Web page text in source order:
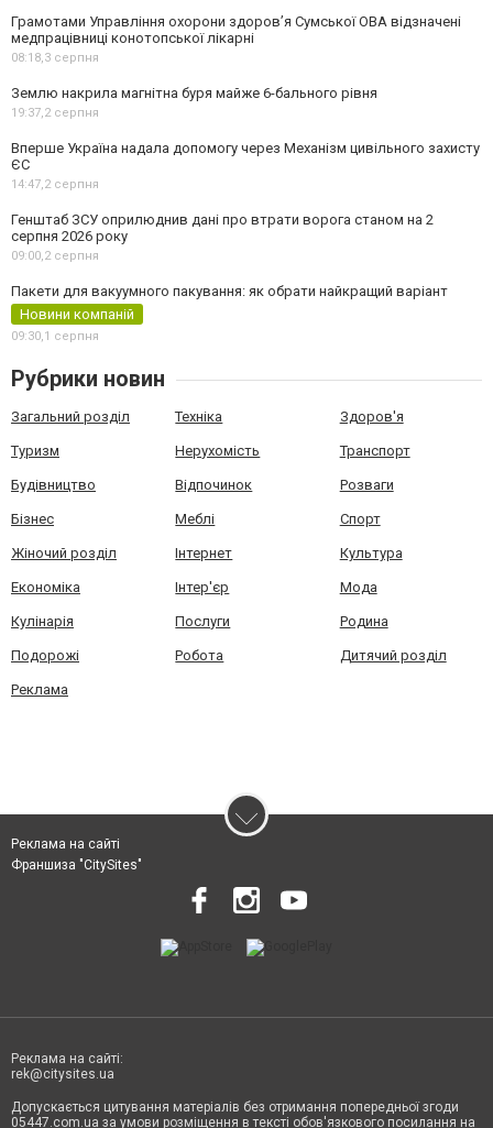
Грамотами Управління охорони здоров’я Сумської ОВА відзначені
медпрацівниці конотопської лікарні
08:18,3 серпня
Землю накрила магнітна буря майже 6-бального рівня
19:37,2 серпня
Вперше Україна надала допомогу через Механізм цивільного захисту
ЄС
14:47,2 серпня
Генштаб ЗСУ оприлюднив дані про втрати ворога станом на 2
серпня 2026 року
09:00,2 серпня
Пакети для вакуумного пакування: як обрати найкращий варіант
Новини компаній
09:30,1 серпня
Рубрики новин
Загальний розділ Техніка Здоров'я
Туризм Нерухомість Транспорт
Будівництво Відпочинок Розваги
Бізнес Меблі Спорт
Жіночий розділ Інтернет Культура
Економіка Інтер'єр Мода
Кулінарія Послуги Родина
Подорожі Робота Дитячий розділ
Реклама
Реклама на сайті
Франшиза "CitySites"
Реклама на сайті:
rek@citysites.ua
Допускається цитування матеріалів без отримання попередньої згоди
05447.com.ua за умови розміщення в тексті обов'язкового посилання на